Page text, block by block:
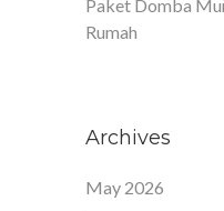
Paket Domba
Rumah
Archives
May 2026